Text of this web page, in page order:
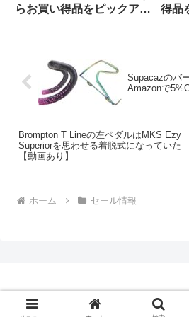
らお買い得品をピックアッ
得品
Supacazのバ
Amazonで
Brompton T Lineの左ペダルはMKS Ezy
Superiorを思わせる着脱式になっていた
【動画あり】
ホーム セール情報
Copyright © 2009-2026 CBN